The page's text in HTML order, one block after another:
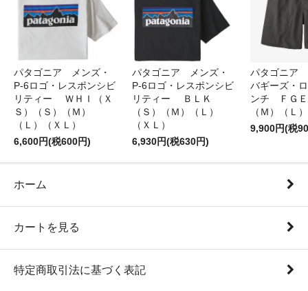
パタゴニア メンズ・
P-6ロゴ・レスポンシビ
リティー ＷＨＩ（Ｘ
Ｓ）（Ｓ）（Ｍ）
（Ｌ）（ＸＬ）
6,600円(税600円)
パタゴニア メンズ・
P-6ロゴ・レスポンシビ
リティー ＢＬＫ
（Ｓ）（Ｍ）（Ｌ）
（ＸＬ）
6,930円(税630円)
パタゴニア
バギーズ・
ンチ ＦＧ
（Ｍ）（Ｌ
9,900円(税
ホーム
カートを見る
特定商取引法に基づく表記